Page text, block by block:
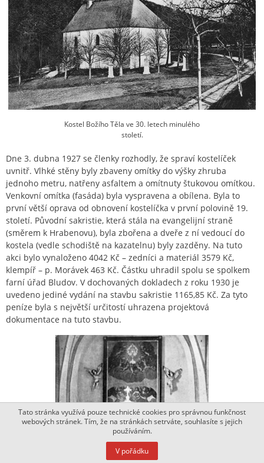
Kostel Božího Těla ve 30. letech minulého
století.
Dne 3. dubna 1927 se členky rozhodly, že spraví kostelíček
uvnitř. Vlhké stěny byly zbaveny omítky do výšky zhruba
jednoho metru, natřeny asfaltem a omítnuty štukovou omítkou.
Venkovní omítka (fasáda) byla vyspravena a obílena. Byla to
první větší oprava od obnovení kostelíčka v první polovině 19.
století. Původní sakristie, která stála na evangelijní straně
(směrem k Hrabenovu), byla zbořena a dveře z ní vedoucí do
kostela (vedle schodiště na kazatelnu) byly zazděny. Na tuto
akci bylo vynaloženo 4042 Kč – zedníci a materiál 3579 Kč,
klempíř – p. Morávek 463 Kč. Částku uhradil spolu se spolkem
farní úřad Bludov. V dochovaných dokladech z roku 1930 je
uvedeno jediné vydání na stavbu sakristie 1165,85 Kč. Za tyto
peníze byla s největší určitostí uhrazena projektová
dokumentace na tuto stavbu.
Tato stránka využívá pouze technické cookies pro správnou funkčnost
webových stránek. Tím, že na stránkách setrváte, souhlasíte s jejich
používáním.
V pořádku